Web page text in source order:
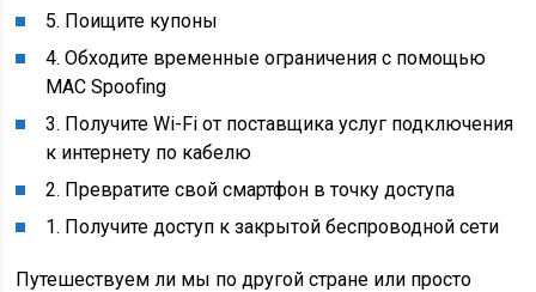
5. Поищите купоны
4. Обходите временные ограничения с помощью
MAC Spoofing
3. Получите Wi-Fi от поставщика услуг подключения
к интернету по кабелю
2. Превратите свой смартфон в точку доступа
1. Получите доступ к закрытой беспроводной сети
Путешествуем ли мы по другой стране или просто